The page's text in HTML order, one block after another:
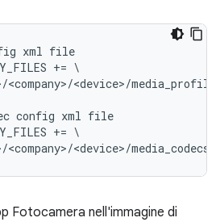
xml file
+= \
<company>/<device>/
config xml file
+= \
Fotocamera nell'immagine di